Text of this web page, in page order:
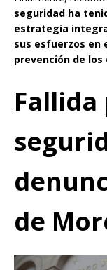
seguridad ha
estrategia
sus esfuerzos en
prevención de los
de